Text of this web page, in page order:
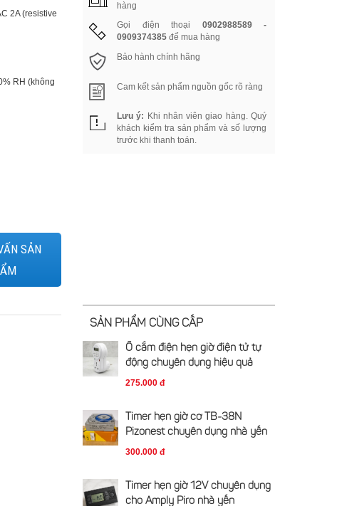
2A (resistive
RH (không
SẢN
hàng
Gọi điện thoại 0902988589 -
0909374385 để mua hàng
Bảo hành chính hãng
Cam kết sản phẩm nguồn gốc rõ ràng
Lưu ý: Khi nhân viên giao hàng. Quý
khách kiểm tra sản phẩm và số lượng
trước khi thanh toán.
SẢN PHẨM CÙNG CẤP
Ổ cắm điện hẹn giờ điện tử tự
động chuyên dụng hiệu quả
275.000 đ
Timer hẹn giờ cơ TB-38N
Pizonest chuyên dụng nhà yến
300.000 đ
Timer hẹn giờ 12V chuyên dụng
cho Amply Piro nhà yến